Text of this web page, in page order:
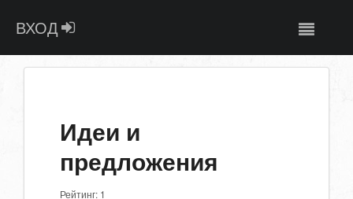
ВХОД
Идеи и
предложения
Рейтинг: 1